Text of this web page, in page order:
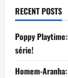
RECENT POSTS
Poppy
série!
Homem-